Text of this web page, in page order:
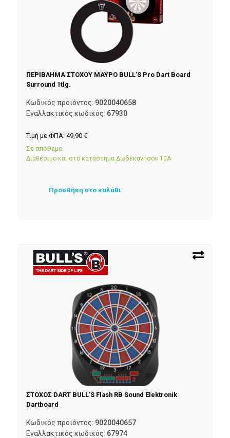
ΠΕΡΙΒΛΗΜΑ ΣΤΟΧΟΥ ΜΑΥΡΟ BULL’S Pro Dart Board
Surround 1tlg.
Κωδικός προϊόντος: 9020040658
Εναλλακτικός κωδικός: 67930
Τιμή με ΦΠΑ: 49,90 €
Σε απόθεμα
Διαθέσιμο και στο κατάστημα Δωδεκανήσου 10Α
Προσθήκη στο καλάθι
ΣΤΟΧΟΣ DART BULL’S Flash RB Sound Elektronik
Dartboard
Κωδικός προϊόντος: 9020040657
Εναλλακτικός κωδικός: 67974